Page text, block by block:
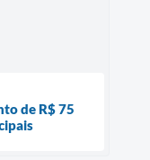
de R$ 75